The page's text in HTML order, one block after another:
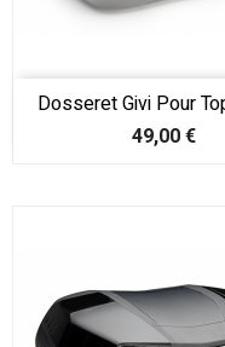
Dosseret Givi Pour
Prix
49,00 €